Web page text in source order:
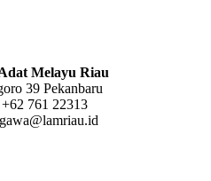
Melayu Riau
39 Pekanbaru
761 22313